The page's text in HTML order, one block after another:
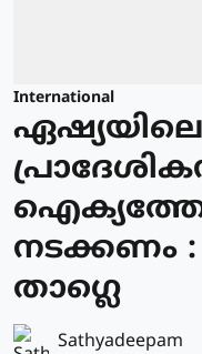
International
ഏഷ്യയിലെ
നടക്കണം :
താഗ്ലെ
Sathyadeepam